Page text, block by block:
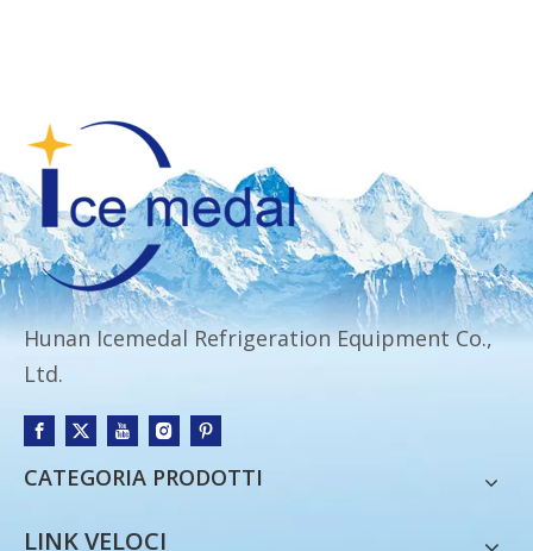
Hunan Icemedal Refrigeration Equipment Co.,
Ltd.
CATEGORIA PRODOTTI
LINK VELOCI